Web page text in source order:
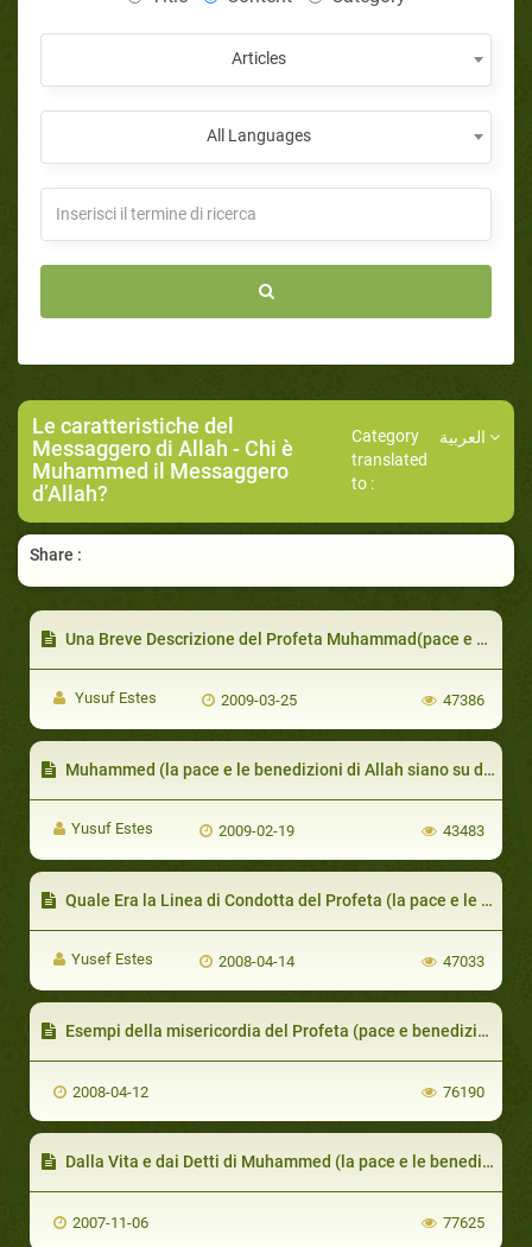
Articles
All Languages
Le caratteristiche del
Messaggero di Allah - Chi è
Muhammed il Messaggero
d’Allah?
Category
translated
to :
Share :
Una Breve Descrizione del Profeta Muhammad(pace e benedizione su di lui)
Yusuf Estes 2009-03-25 47386
Muhammed (la pace e le benedizioni di Allah siano su di lui) ha Fondato Stabilito le Regole Belliche Secondo dei Pricipi Morali che Superano quelle Annunciati dalla Convenzione di Ginevra.
Yusuf Estes 2009-02-19 43483
Quale Era la Linea di Condotta del Profeta (la pace e le benedizioni di Allah siano su di lui)?
Yusef Estes 2008-04-14 47033
Esempi della misericordia del Profeta (pace e benedizione su di lui) con i non-musulmani
2008-04-12 76190
Dalla Vita e dai Detti di Muhammed (la pace e le benedizioni di Allah siano su di lui)
2007-11-06 77625